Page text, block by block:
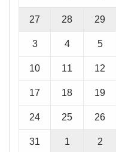
27 28 29
3 4 5
10 11 12
17 18 19
24 25 26
31 1 2